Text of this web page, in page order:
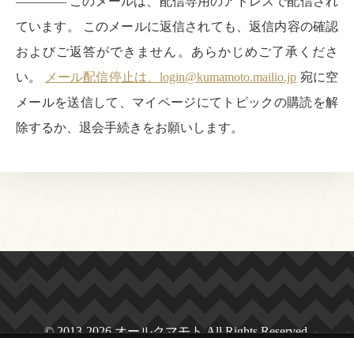
ています。 このメールに返信されても、返信内容の確認
およびご返答ができません。あらかじめご了承くださ
い。
メール配信停止は、login@kumamoto.mailio.jp 宛に空
メールを送信して、マイページにてトピックの購読を解
除するか、退会手続きをお願いします。
© 2013-2026 オールクマモト All Rights Reserved.